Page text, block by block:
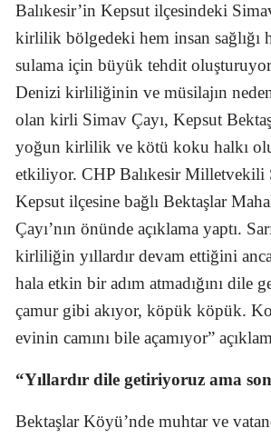
Balıkesir’in Kepsut ilçesindeki
kirlilik bölgedeki hem insan sağlığı
sulama için büyük tehdit
Denizi kirliliğinin ve müsilajın
olan kirli Simav Çayı, Kepsut
yoğun kirlilik ve kötü koku halkı
etkiliyor. CHP Balıkesir Milletvekili
Kepsut ilçesine bağlı Bektaşlar
Çayı’nın önünde açıklama yaptı.
kirliliğin yıllardır devam ettiğini
hala etkin bir adım atmadığını dile
çamur gibi akıyor, köpük köpük.
evinin camını bile açamıyor”
“Yıllardır dile getiriyoruz ama
Bektaşlar Köyü’nde muhtar ve